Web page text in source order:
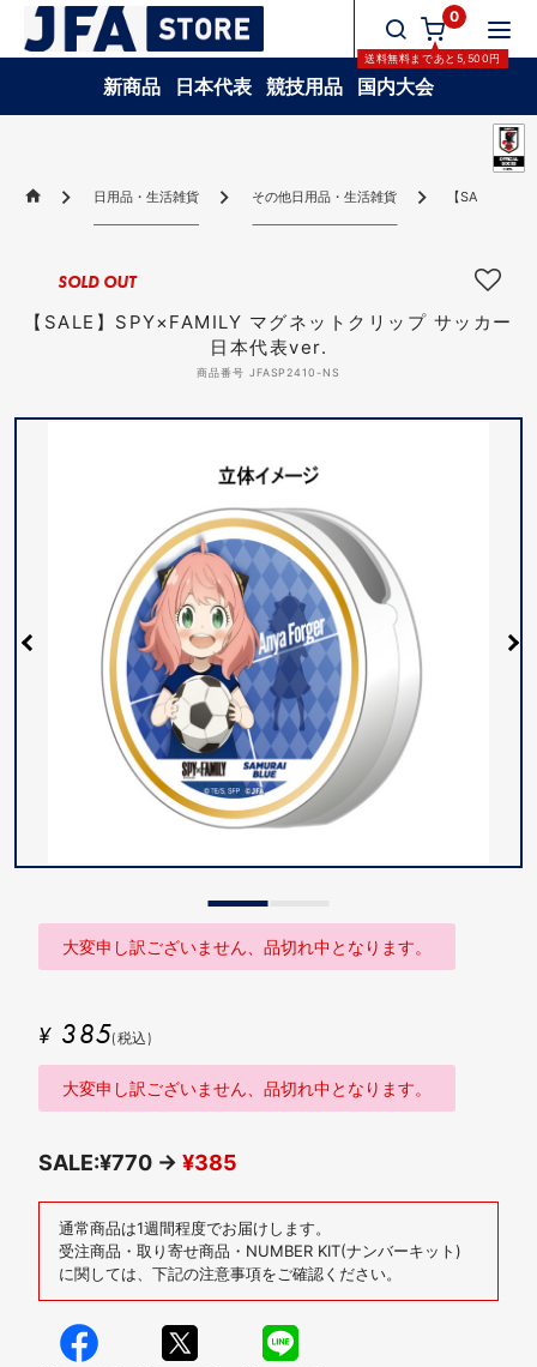
0
送料無料まであと 5,500円
新商品 日本代表 競技用品 国内大会
日用品・生活雑貨 その他日用品・生活雑貨 【SALE】
【SALE】SPY×FAMILY マグネットクリップ サッカー
日本代表ver.
商品番号 JFASP2410-NS
SOLD OUT
大変申し訳ございません、品切れ中となります。
¥ 385(税込)
大変申し訳ございません、品切れ中となります。
SALE:¥770 → ¥385
通常商品は1週間程度でお届けします。
受注商品・取り寄せ商品・NUMBER KIT(ナンバーキット)
に関しては、下記の注意事項をご確認ください。